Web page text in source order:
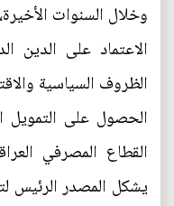
وخلال السنوات
الاعتماد على الدين
الظروف السياسية
الحصول على
القطاع المصرفي
يشكل المصدر الرئيس